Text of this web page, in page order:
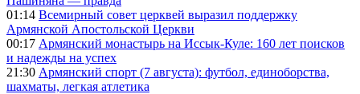
01:14 Всемирный совет церквей выразил поддержку
Армянской Апостольской Церкви
00:17 Армянский монастырь на Иссык-Куле: 160 лет поисков
и надежды на успех
21:30 Армянский спорт (7 августа): футбол, единоборства,
шахматы, легкая атлетика